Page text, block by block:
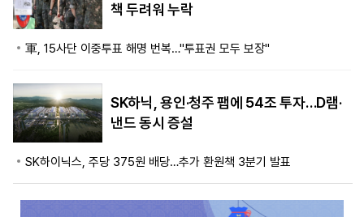
책 두려워 누락
軍, 15사단 이중투표 해명 번복…"투표권 모두 보장"
SK하닉, 용인·청주 팹에 54조 투자…D램·
낸드 동시 증설
SK하이닉스, 주당 375원 배당…추가 환원책 3분기 발표